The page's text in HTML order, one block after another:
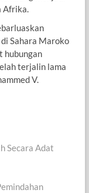
Afrika.
Sahara Maroko
hubungan
terjalin lama
V.
Secara Adat